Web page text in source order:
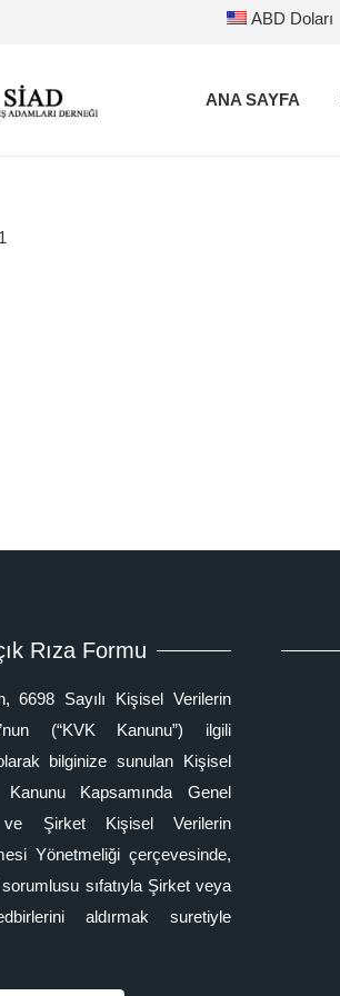
ABD Doları
ANA SAYFA
Rıza Formu
6698 Sayılı Kişisel Verilerin
(“KVK Kanunu”) ilgili
bilginize sunulan Kişisel
Kanunu Kapsamında Genel
ve Şirket Kişisel Verilerin
Yönetmeliği çerçevesinde,
sıfatıyla Şirket veya
aldırmak suretiyle